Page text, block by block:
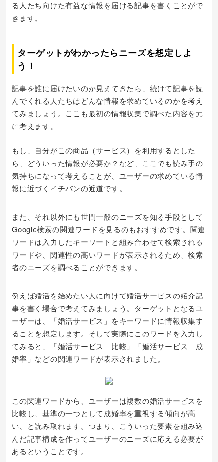
る人たち向けた有益な情報を届ける記事を書くことがで
きます。
ターゲットがわかったらニーズを想定しよ
う！
記事を誰に届けたいのか見えてきたら、続けて記事を読
んでくれる人たちはどんな情報を求めているのかを考え
てみましょう。ここも最初の情報収集で調べた内容を元
に考えます。
もし、自分がこの商品（サービス）を利用するとした
ら、どういった情報が必要か？など、ここでも読み手の
気持ちになって考えることが、ユーザーの求めている情
報に近づくイチバンの近道です。
また、それ以外にも世間一般のニーズを知る手段として
Google検索の関連ワードを見るのもおすすめです。関連
ワードは入力したキーワードと組み合わせて検索される
ワードや、関連性の高いワードが表示されるため、検索
者のニーズを調べることができます。
例えば婚活を始めたい人に向けて婚活サービスの紹介記
事を書く場合で考えてみましょう。ターゲットとなるユ
ーザーは、「婚活サービス」をキーワードに情報収集す
ることを想定します。そして実際にこのワードを入力し
てみると、「婚活サービス 比較」「婚活サービス 成
婚率」などの関連ワードが表示されました。
この関連ワードから、ユーザーは複数の婚活サービスを
比較し、基準の一つとして成婚率を重視する傾向が高
い、と読み取れます。つまり、こういった要素を組み込
んだ記事構成を作ってユーザーのニーズに応える必要が
あるということです。